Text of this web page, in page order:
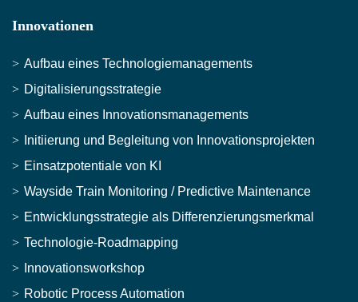
Innovationen
Aufbau eines Technologiemanagements
Digitalisierungsstrategie
Aufbau eines Innovationsmanagements
Initiierung und Begleitung von Innovationsprojekten
Einsatzpotentiale von KI
Wayside Train Monitoring / Predictive Maintenance
Entwicklungsstrategie als Differenzierungsmerkmal
Technologie-Roadmapping
Innovationsworkshop
Robotic Process Automation